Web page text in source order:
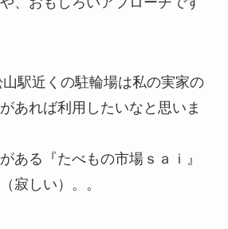
駅近くの駐輪場は私の実家の
あれば利用したいなと思いま
ある『たべもの市場ｓａｉ』
寂しい）。。